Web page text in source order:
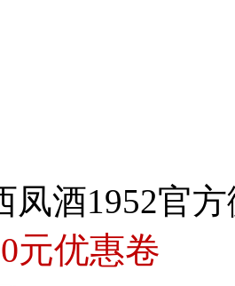
凤酒1952官
元优惠卷